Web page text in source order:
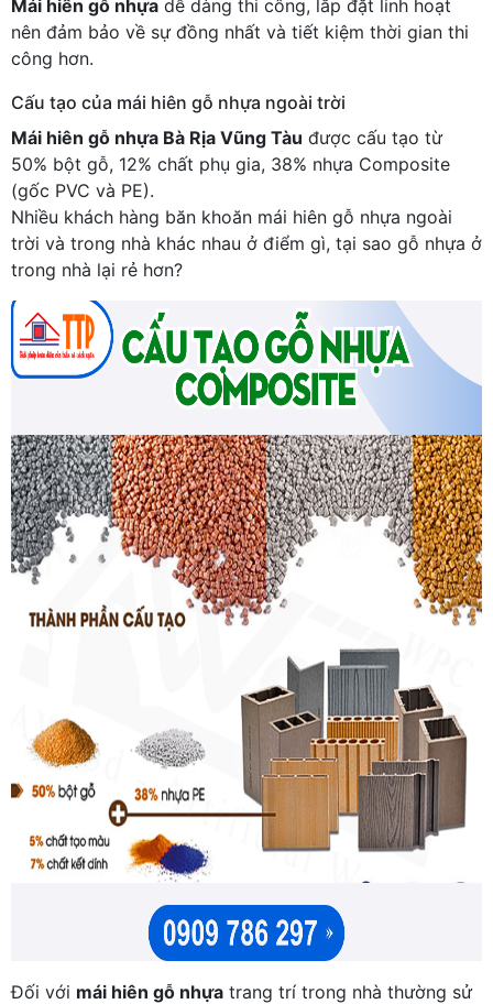
Mái hiên gỗ nhựa dễ dàng thi công, lắp đặt linh hoạt
nên đảm bảo về sự đồng nhất và tiết kiệm thời gian thi
công hơn.
Cấu tạo của mái hiên gỗ nhựa ngoài trời
Mái hiên gỗ nhựa Bà Rịa Vũng Tàu được cấu tạo từ
50% bột gỗ, 12% chất phụ gia, 38% nhựa Composite
(gốc PVC và PE).
Nhiều khách hàng băn khoăn mái hiên gỗ nhựa ngoài
trời và trong nhà khác nhau ở điểm gì, tại sao gỗ nhựa ở
trong nhà lại rẻ hơn?
Đối với mái hiên gỗ nhựa trang trí trong nhà thường sử